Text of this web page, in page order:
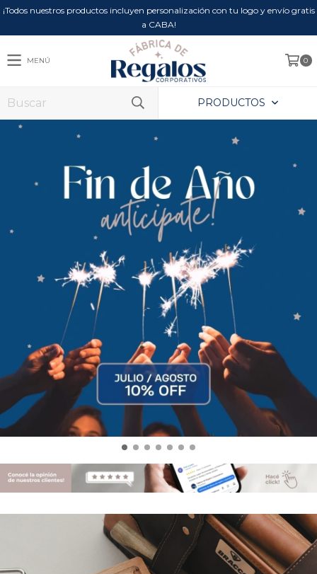
¡Todos nuestros productos incluyen personalización con tu logo y envío gratis
a CABA!
MENÚ 0
PRODUCTOS